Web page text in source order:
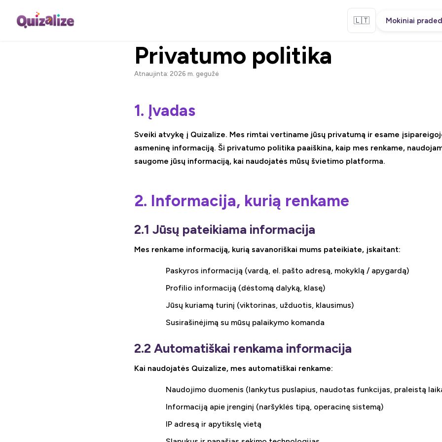
🇱🇹 Mokiniai
Privatumo politika
Atnaujinta: 2026 m. gegužė
1. Įvadas
Sveiki atvykę į Quizalize. Mes rimtai vertiname jūsų privatumą ir esame
asmeninę informaciją. Ši privatumo politika paaiškina, kaip mes renkame,
saugome jūsų informaciją, kai naudojatės mūsų švietimo platforma.
2. Informacija, kurią renkame
2.1 Jūsų pateikiama informacija
Mes renkame informaciją, kurią savanoriškai mums pateikiate, įskaitant:
Paskyros informaciją (vardą, el. pašto adresą, mokyklą / apygardą)
Profilio informaciją (dėstomą dalyką, klasę)
Jūsų kuriamą turinį (viktorinas, užduotis, klausimus)
Susirašinėjimą su mūsų palaikymo komanda
2.2 Automatiškai renkama informacija
Kai naudojatės Quizalize, mes automatiškai renkame:
Naudojimo duomenis (lankytus puslapius, naudotas funkcijas, praleistą
Informaciją apie įrenginį (naršyklės tipą, operacinę sistemą)
IP adresą ir apytikslę vietą